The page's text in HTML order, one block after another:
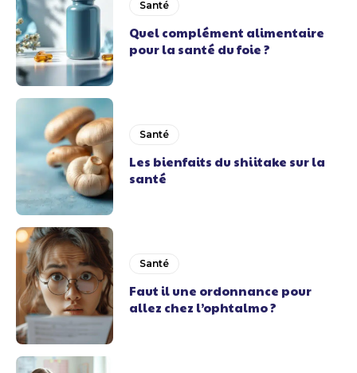
Santé
Quel complément alimentaire
pour la santé du foie ?
Santé
Les bienfaits du shiitake sur la
santé
Santé
Faut il une ordonnance pour
allez chez l’ophtalmo ?